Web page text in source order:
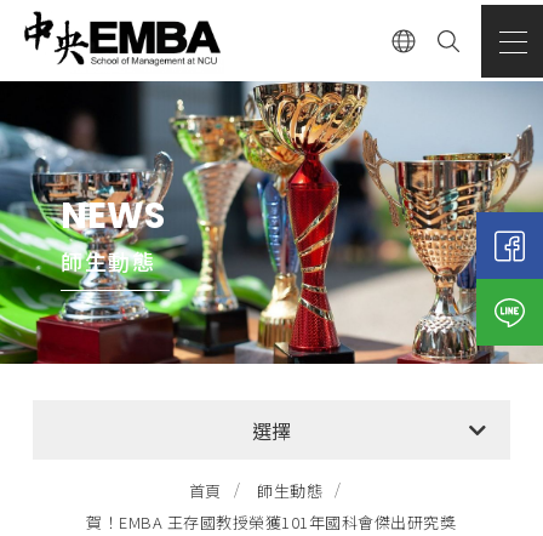
NEWS
師生動態
選擇
全部消息
EMBA招生公告
首頁
師生動態
賀！EMBA 王存國教授榮獲101年國科會傑出研究獎